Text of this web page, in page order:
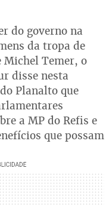
do governo na
da tropa de
Michel Temer, o
disse nesta
Planalto que
a MP do Refis e
que possam